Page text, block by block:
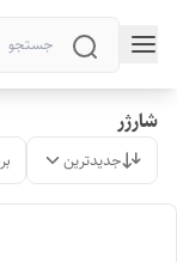
شارژر
جدیدترین